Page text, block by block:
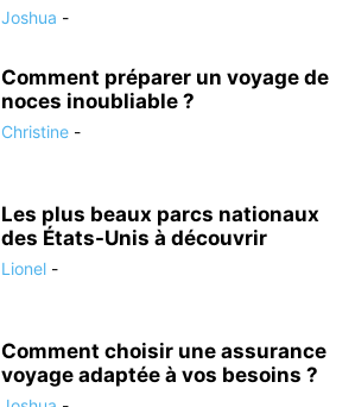
Joshua -
Comment préparer un voyage de
noces inoubliable ?
Christine -
Les plus beaux parcs nationaux
des États-Unis à découvrir
Lionel -
Comment choisir une assurance
voyage adaptée à vos besoins ?